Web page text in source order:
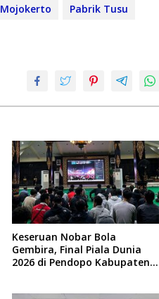
Mojokerto
Pabrik Tusu
Keseruan Nobar Bola
Gembira, Final Piala Dunia
2026 di Pendopo Kabupaten